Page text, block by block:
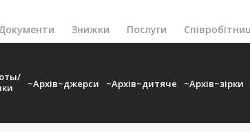
Знижки Послуги
~Архів~джерси ~Архів~дитяче ~Архів~зірки